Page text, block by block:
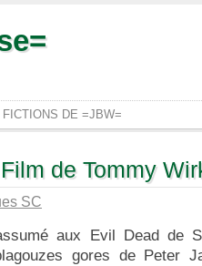
FICTIONS DE =JBW=
de Tommy
SC
aux Evil Dead de
gores de Peter